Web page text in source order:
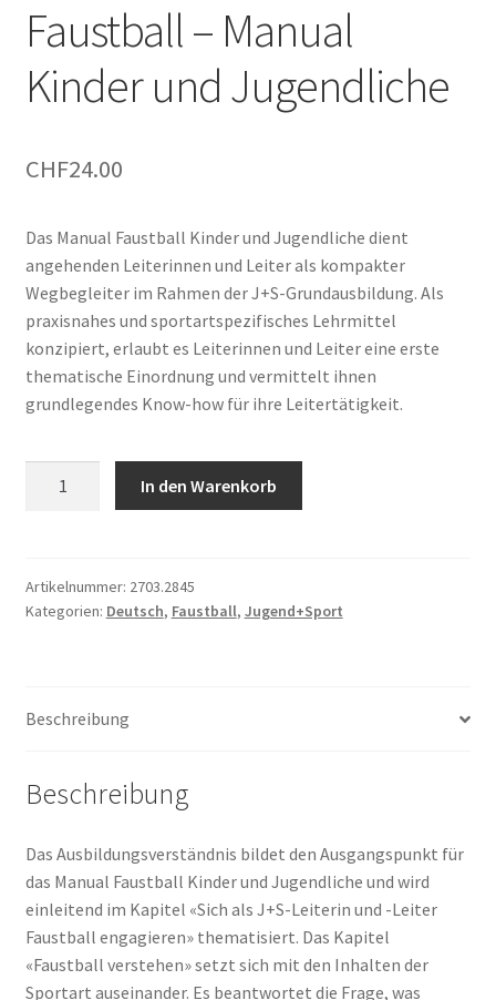
Faustball – Manual
Kinder und Jugendliche
CHF24.00
Das Manual Faustball Kinder und Jugendliche dient
angehenden Leiterinnen und Leiter als kompakter
Wegbegleiter im Rahmen der J+S-Grundausbildung. Als
praxisnahes und sportartspezifisches Lehrmittel
konzipiert, erlaubt es Leiterinnen und Leiter eine erste
thematische Einordnung und vermittelt ihnen
grundlegendes Know-how für ihre Leitertätigkeit.
und
Jugendliche
In den Warenkorb
Artikelnummer: 2703.2845
Kategorien: Deutsch, Faustball, Jugend+Sport
Beschreibung
Beschreibung
Das Ausbildungsverständnis bildet den Ausgangspunkt für
das Manual Faustball Kinder und Jugendliche und wird
einleitend im Kapitel «Sich als J+S-Leiterin und -Leiter
Faustball engagieren» thematisiert. Das Kapitel
«Faustball verstehen» setzt sich mit den Inhalten der
Sportart auseinander. Es beantwortet die Frage, was